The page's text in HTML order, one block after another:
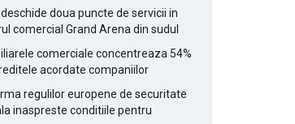
deschide doua puncte de servicii in
comercial Grand Arena din sudul
comerciale concentreaza 54%
acordate companiilor
regulilor europene de securitate
inaspreste conditiile pentru